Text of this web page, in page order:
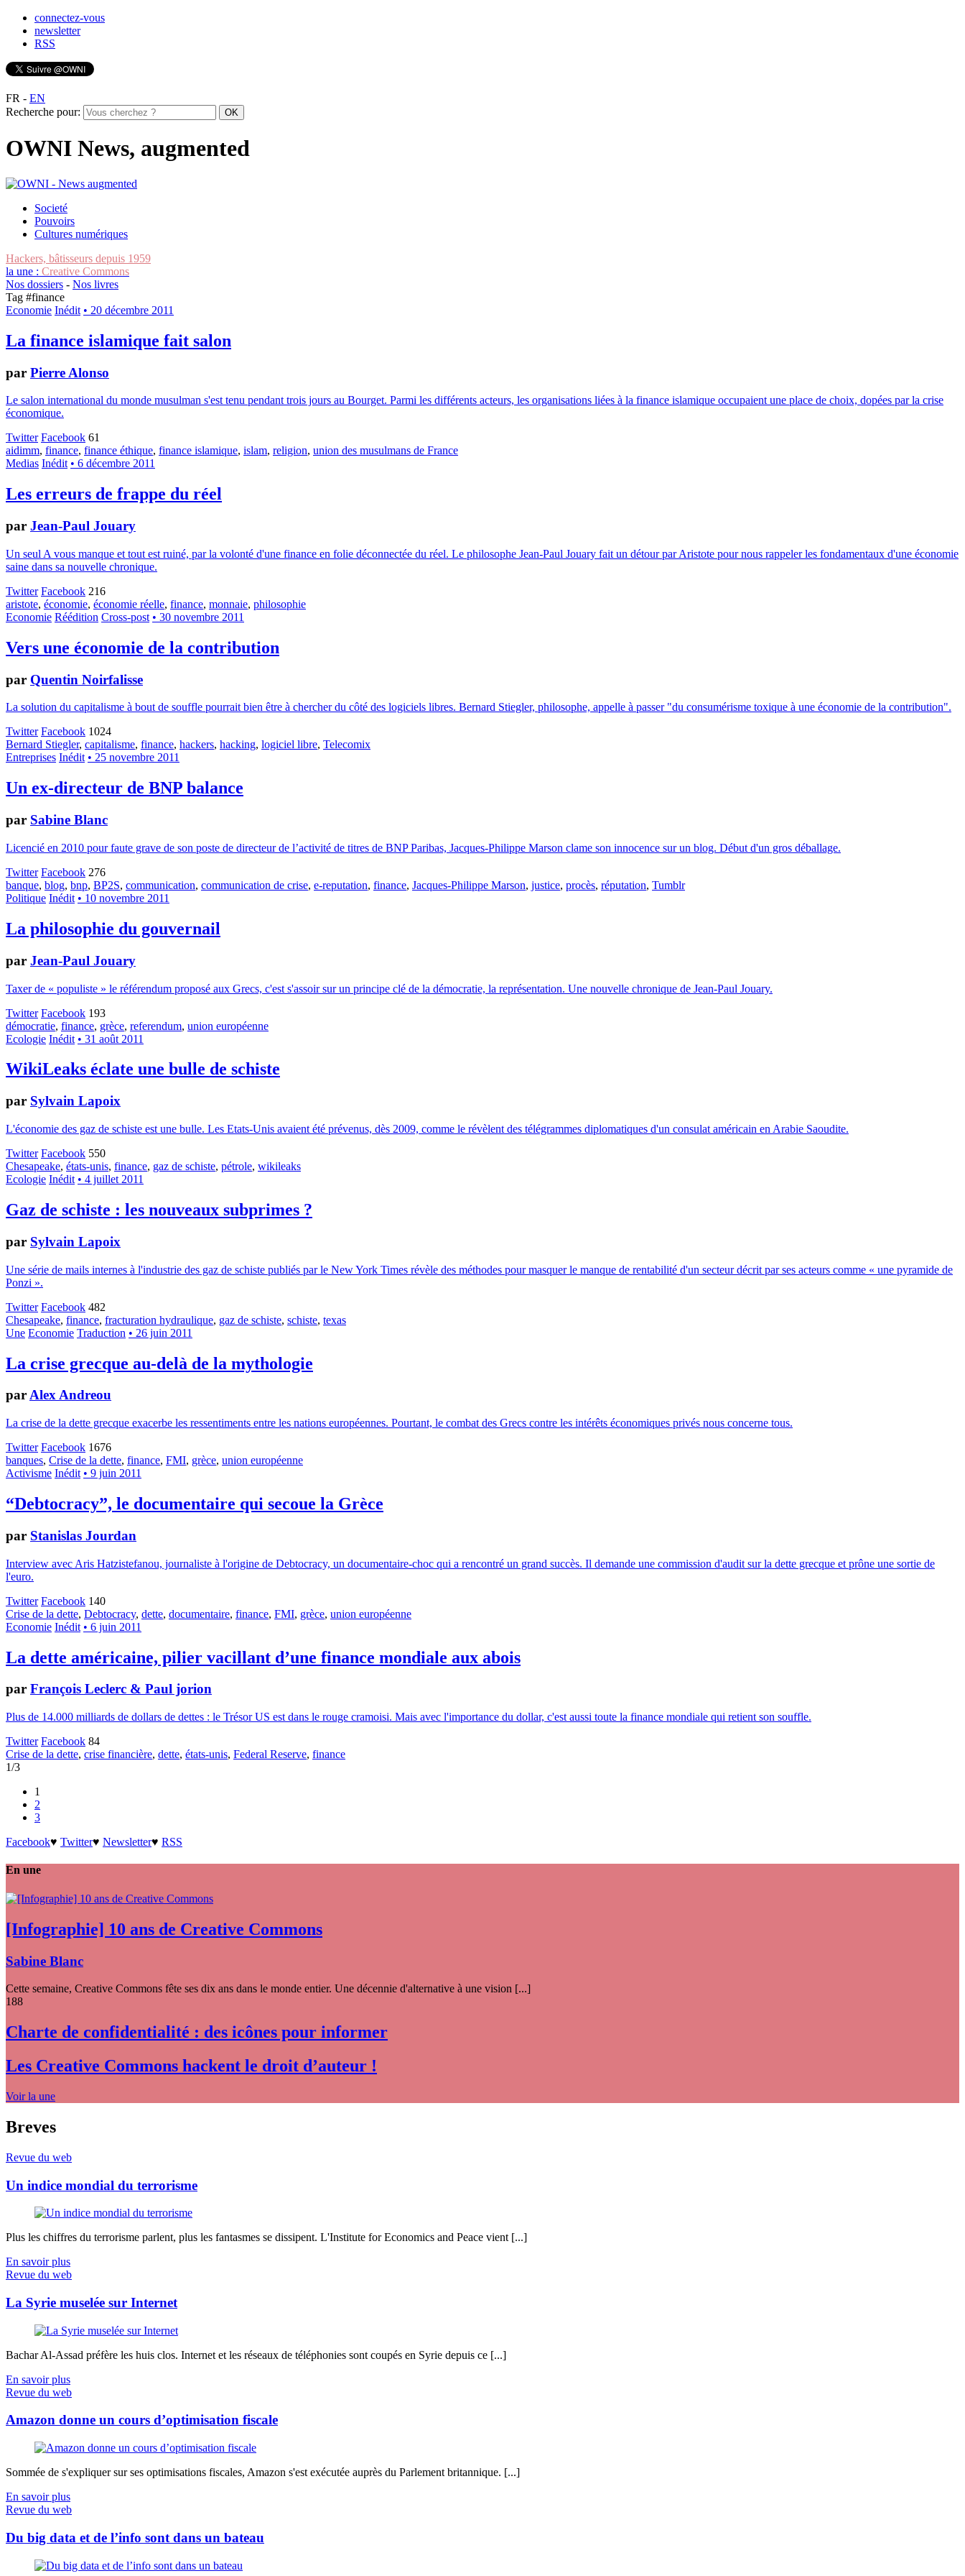
connectez-vous
newsletter
RSS
FR - EN
Recherche pour:
OWNI News, augmented
Societé
Pouvoirs
Cultures numériques
Hackers, bâtisseurs depuis 1959
la une : Creative Commons
Nos dossiers - Nos livres
Tag #finance
Economie Inédit • 20 décembre 2011
La finance islamique fait salon
par Pierre Alonso
Le salon international du monde musulman s'est tenu pendant trois jours au Bourget. Parmi les différents acteurs, les organisations liées à la finance islamique occupaient une place de choix, dopées par la crise
économique.
Twitter Facebook 61
aidimm, finance, finance éthique, finance islamique, islam, religion, union des musulmans de France
Medias Inédit • 6 décembre 2011
Les erreurs de frappe du réel
par Jean-Paul Jouary
Un seul A vous manque et tout est ruiné, par la volonté d'une finance en folie déconnectée du réel. Le philosophe Jean-Paul Jouary fait un détour par Aristote pour nous rappeler les fondamentaux d'une économie
saine dans sa nouvelle chronique.
Twitter Facebook 216
aristote, économie, économie réelle, finance, monnaie, philosophie
Economie Réédition Cross-post • 30 novembre 2011
Vers une économie de la contribution
par Quentin Noirfalisse
La solution du capitalisme à bout de souffle pourrait bien être à chercher du côté des logiciels libres. Bernard Stiegler, philosophe, appelle à passer "du consumérisme toxique à une économie de la contribution".
Twitter Facebook 1024
Bernard Stiegler, capitalisme, finance, hackers, hacking, logiciel libre, Telecomix
Entreprises Inédit • 25 novembre 2011
Un ex-directeur de BNP balance
par Sabine Blanc
Licencié en 2010 pour faute grave de son poste de directeur de l’activité de titres de BNP Paribas, Jacques-Philippe Marson clame son innocence sur un blog. Début d'un gros déballage.
Twitter Facebook 276
banque, blog, bnp, BP2S, communication, communication de crise, e-reputation, finance, Jacques-Philippe Marson, justice, procès, réputation, Tumblr
Politique Inédit • 10 novembre 2011
La philosophie du gouvernail
par Jean-Paul Jouary
Taxer de « populiste » le référendum proposé aux Grecs, c'est s'assoir sur un principe clé de la démocratie, la représentation. Une nouvelle chronique de Jean-Paul Jouary.
Twitter Facebook 193
démocratie, finance, grèce, referendum, union européenne
Ecologie Inédit • 31 août 2011
WikiLeaks éclate une bulle de schiste
par Sylvain Lapoix
L'économie des gaz de schiste est une bulle. Les Etats-Unis avaient été prévenus, dès 2009, comme le révèlent des télégrammes diplomatiques d'un consulat américain en Arabie Saoudite.
Twitter Facebook 550
Chesapeake, états-unis, finance, gaz de schiste, pétrole, wikileaks
Ecologie Inédit • 4 juillet 2011
Gaz de schiste : les nouveaux subprimes ?
par Sylvain Lapoix
Une série de mails internes à l'industrie des gaz de schiste publiés par le New York Times révèle des méthodes pour masquer le manque de rentabilité d'un secteur décrit par ses acteurs comme « une pyramide de
Ponzi ».
Twitter Facebook 482
Chesapeake, finance, fracturation hydraulique, gaz de schiste, schiste, texas
Une Economie Traduction • 26 juin 2011
La crise grecque au-delà de la mythologie
parAlex Andreou
La crise de la dette grecque exacerbe les ressentiments entre les nations européennes. Pourtant, le combat des Grecs contre les intérêts économiques privés nous concerne tous.
Twitter Facebook 1676
banques, Crise de la dette, finance, FMI, grèce, union européenne
Activisme Inédit • 9 juin 2011
“Debtocracy”, le documentaire qui secoue la Grèce
par Stanislas Jourdan
Interview avec Aris Hatzistefanou, journaliste à l'origine de Debtocracy, un documentaire-choc qui a rencontré un grand succès. Il demande une commission d'audit sur la dette grecque et prône une sortie de
l'euro.
Twitter Facebook 140
Crise de la dette, Debtocracy, dette, documentaire, finance, FMI, grèce, union européenne
Economie Inédit • 6 juin 2011
La dette américaine, pilier vacillant d’une finance mondiale aux abois
par François Leclerc & Paul jorion
Plus de 14.000 milliards de dollars de dettes : le Trésor US est dans le rouge cramoisi. Mais avec l'importance du dollar, c'est aussi toute la finance mondiale qui retient son souffle.
Twitter Facebook 84
Crise de la dette, crise financière, dette, états-unis, Federal Reserve, finance
1/3
1
2
3
Facebook♥ Twitter♥ Newsletter♥ RSS
En une
[Infographie] 10 ans de Creative Commons
Sabine Blanc
Cette semaine, Creative Commons fête ses dix ans dans le monde entier. Une décennie d'alternative à une vision [...]
188
Charte de confidentialité : des icônes pour informer
Les Creative Commons hackent le droit d’auteur !
Voir la une
Breves
Revue du web
Un indice mondial du terrorisme
Plus les chiffres du terrorisme parlent, plus les fantasmes se dissipent. L'Institute for Economics and Peace vient [...]
En savoir plus
Revue du web
La Syrie muselée sur Internet
Bachar Al-Assad préfère les huis clos. Internet et les réseaux de téléphonies sont coupés en Syrie depuis ce [...]
En savoir plus
Revue du web
Amazon donne un cours d’optimisation fiscale
Sommée de s'expliquer sur ses optimisations fiscales, Amazon s'est exécutée auprès du Parlement britannique. [...]
En savoir plus
Revue du web
Du big data et de l’info sont dans un bateau